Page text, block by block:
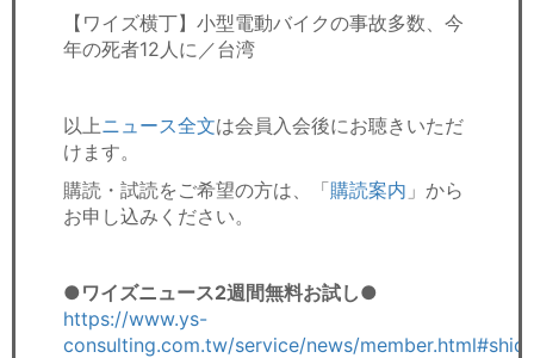
【ワイズ横丁】小型電動バイクの事故多数、今
年の死者12人に／台湾
以上ニュース全文は会員入会後にお聴きいただ
けます。
購読・試読をご希望の方は、「購読案内 」から
お申し込みください。
●ワイズニュース2週間無料お試し●
https://www.ys-
consulting.com.tw/service/news/